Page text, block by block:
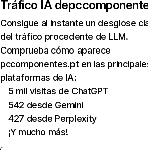
Tráfico IA de
Consigue al instante un desglose
del tráfico procedente de LLM.
Comprueba cómo aparece
pccomponentes.pt en las
plataformas de IA:
5 mil visitas de ChatGPT
542 desde Gemini
427 desde Perplexity
¡Y mucho más!